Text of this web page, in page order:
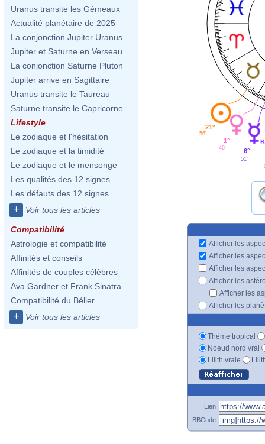
Uranus transite les Gémeaux
Actualité planétaire de 2025
La conjonction Jupiter Uranus
Jupiter et Saturne en Verseau
La conjonction Saturne Pluton
Jupiter arrive en Sagittaire
Uranus transite le Taureau
Saturne transite le Capricorne
Lifestyle
Le zodiaque et l'hésitation
Le zodiaque et la timidité
Le zodiaque et le mensonge
Les qualités des 12 signes
Les défauts des 12 signes
+ Voir tous les articles
Compatibilité
Astrologie et compatibilité
Affinités et conseils
Affinités de couples célèbres
Ava Gardner et Frank Sinatra
Compatibilité du Bélier
+ Voir tous les articles
21°
56'
1°
46' 6°
51'
Afficher les
Afficher les
Afficher les
Afficher les
Afficher les
Afficher les
Thème tropical
Noeud nord vrai
Lilith vraie
Lien
BBCode